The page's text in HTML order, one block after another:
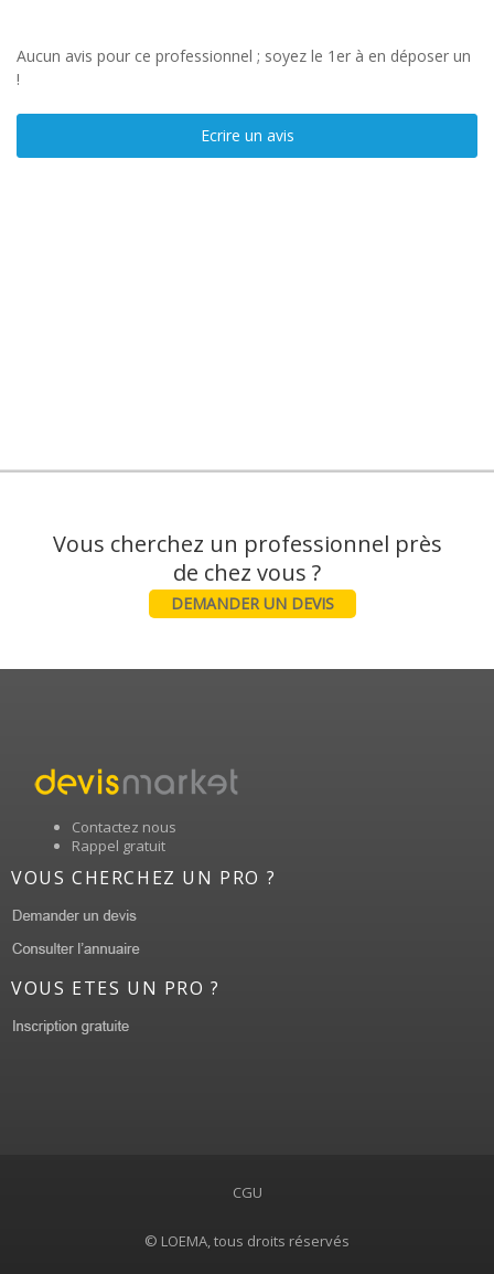
Aucun avis pour ce professionnel ; soyez le 1er à en déposer un
!
Ecrire un avis
Vous cherchez un professionnel près
DEMANDER UN DEVIS
Contactez nous
Rappel gratuit
VOUS CHERCHEZ UN PRO ?
VOUS ETES UN PRO ?
CGU
© LOEMA, tous droits réservés